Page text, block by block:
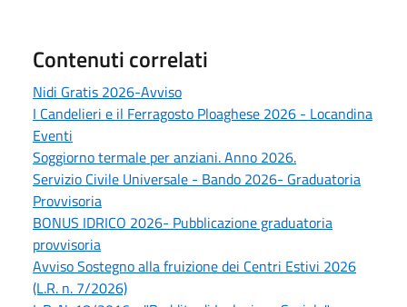
Contenuti correlati
Nidi Gratis 2026-Avviso
I Candelieri e il Ferragosto Ploaghese 2026 - Locandina
Eventi
Soggiorno termale per anziani. Anno 2026.
Servizio Civile Universale - Bando 2026- Graduatoria
Provvisoria
BONUS IDRICO 2026- Pubblicazione graduatoria
provvisoria
Avviso Sostegno alla fruizione dei Centri Estivi 2026
(L.R. n. 7/2026)